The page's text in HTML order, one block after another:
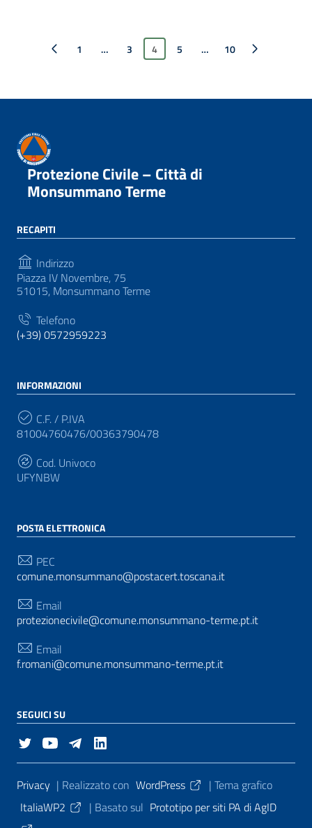
Pagina precedente
1 … 3 4 5 … 10
Pagina successiva
Protezione Civile – Città di
Monsummano Terme
RECAPITI
Indirizzo
Piazza IV Novembre, 75
51015, Monsummano Terme
Telefono
(+39) 0572959223
INFORMAZIONI
C.F. / P.IVA
81004760476/00363790478
Cod. Univoco
UFYNBW
POSTA ELETTRONICA
PEC
comune.monsummano@postacert.toscana.it
Email
protezionecivile@comune.monsummano-terme.pt.it
Email
f.romani@comune.monsummano-terme.pt.it
SEGUICI SU
Sezione Link Utili
Privacy | Realizzato con WordPress | Tema grafico
ItaliaWP2
| Basato sul Prototipo per siti PA di AgID